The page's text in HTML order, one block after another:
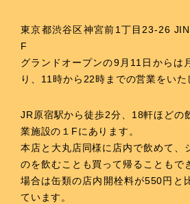
東京都渋谷区神宮前1丁目23-26
F
グランドオープンの9月11日からは
り、11時から22時までの営業をいた
JR原宿駅から徒歩2分、18軒ほどの
業施設の１Fにあります。
本店と大丸店同様に店内で飲めて、
のを飲むことも買って帰ることもで
場合は缶類の店内開栓料が550円と
ています。